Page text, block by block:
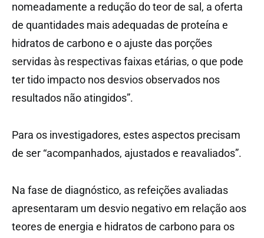
nomeadamente a redução do teor de sal, a oferta
de quantidades mais adequadas de proteína e
hidratos de carbono e o ajuste das porções
servidas às respectivas faixas etárias, o que pode
ter tido impacto nos desvios observados nos
resultados não atingidos”.
Para os investigadores, estes aspectos precisam
de ser “acompanhados, ajustados e reavaliados”.
Na fase de diagnóstico, as refeições avaliadas
apresentaram um desvio negativo em relação aos
teores de energia e hidratos de carbono para os